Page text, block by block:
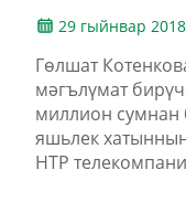
29 гыйнвар 2018
Гөлшат
мәгълүмат
миллион сумнан
яшьлек
НТР